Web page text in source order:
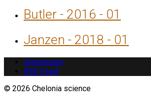
Butler - 2016 - 01
Janzen - 2018 - 01
Impressum
RSS Feed
© 2026 Chelonia science